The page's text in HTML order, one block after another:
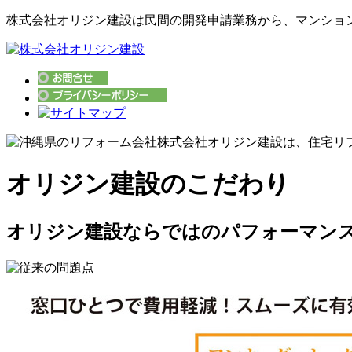
株式会社オリジン建設は民間の開発申請業務から、マンシ
オリジン建設のこだわり
オリジン建設ならではのパフォーマン